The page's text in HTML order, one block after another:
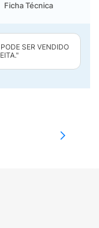
Ficha Técnica
SER VENDIDO